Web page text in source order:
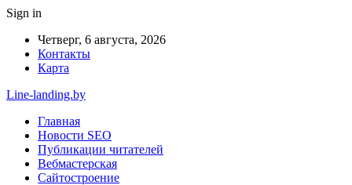
Sign in
Четверг, 6 августа, 2026
Контакты
Карта
Line-landing.by
Главная
Новости SEO
Публикации читателей
Вебмастерская
Сайтостроение